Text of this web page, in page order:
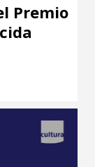
Premio